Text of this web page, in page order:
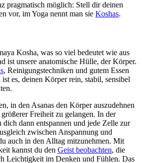
pragmatisch möglich: Stell dir deinen
vor, im Yoga nennt man sie Koshas.
Kosha, was so viel bedeutet wie aus
ist unsere anatomische Hülle, der Körper.
, Reinigungstechniken und gutem Essen
es, deinen Körper rein, stabil, sensibel
in den Asanas den Körper auszudehnen
Freiheit zu gelangen. In der
dann entspannen und jede Zelle zur
zwischen Anspannung und
auch in den Alltag mitzunehmen. Mit
kannst du den Geist beobachten, die
Leichtigkeit im Denken und Fühlen. Das